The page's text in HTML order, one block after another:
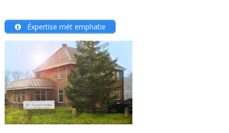
Éxpertise mét emphatie